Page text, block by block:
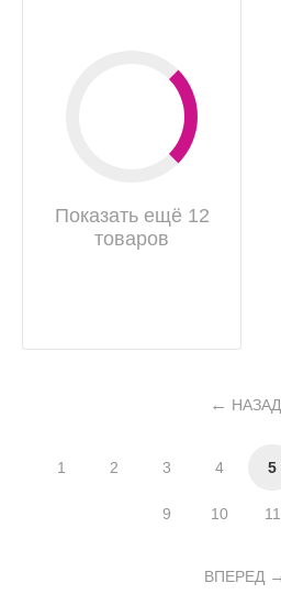
Показать ещё 12
товаров
НАЗАД
1 2 3 4 5
9 10 11
ВПЕРЕД